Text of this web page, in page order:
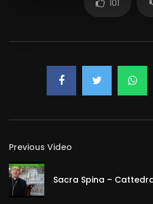
101
Previous Video
Sacra Spina –